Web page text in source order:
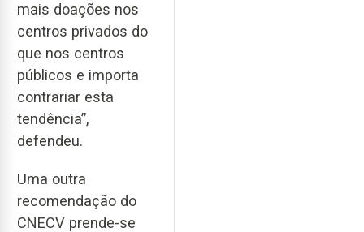
mais doações nos
centros privados do
que nos centros
públicos e importa
contrariar esta
tendência”,
defendeu.
Uma outra
recomendação do
CNECV prende-se